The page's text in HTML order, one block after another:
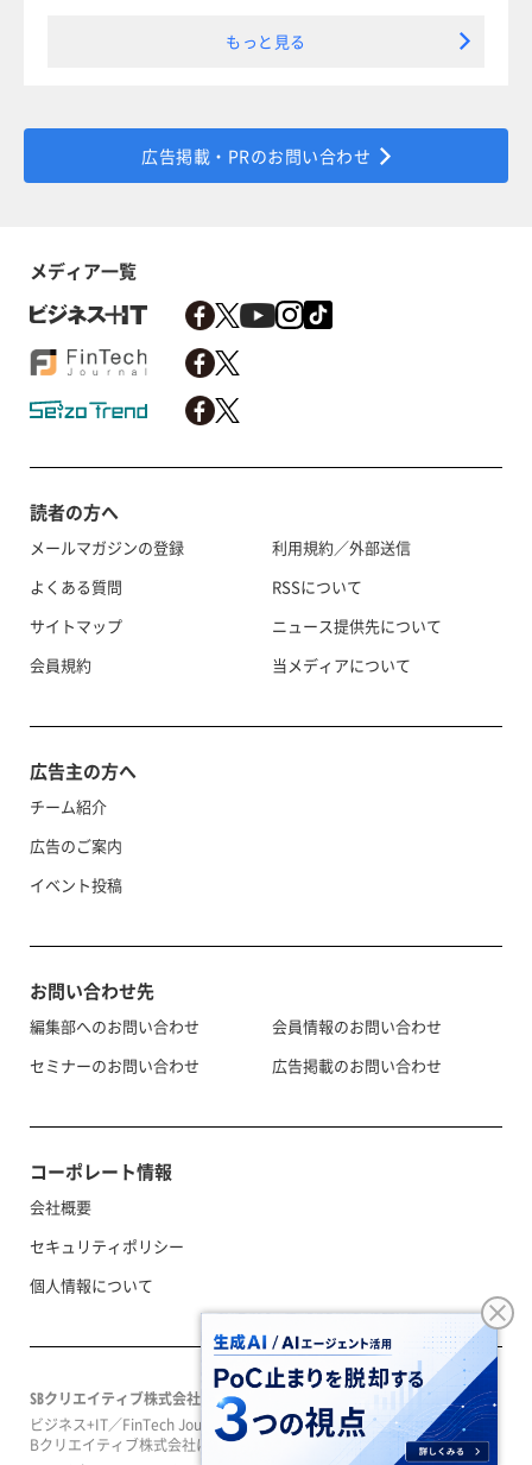
もっと見る
広告掲載・PRのお問い合わせ
メディア一覧
読者の方へ
メールマガジンの登録
よくある質問
サイトマップ
会員規約
利用規約／外部送信
RSSについて
ニュース提供先について
当メディアについて
広告主の方へ
チーム紹介
広告のご案内
イベント投稿
お問い合わせ先
編集部へのお問い合わせ
セミナーのお問い合わせ
会員情報のお問い合わせ
広告掲載のお問い合わせ
コーポレート情報
会社概要
セキュリティポリシー
個人情報について
SBクリエイティブ株式会社
ビジネス+IT／FinTech Journal／SeizoTrendはソフトバンクグループのS
Bクリエイティブ株式会社によって運営されています。